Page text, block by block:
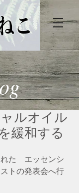
ルオイル
緩和する
た　エッセンシ
トの発表会へ行